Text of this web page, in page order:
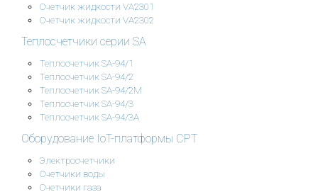
Счетчик жидкости VA2301
Счетчик жидкости VA2302
Теплосчетчики серии SA
Теплосчетчик SA-94/1
Теплосчетчик SA-94/2
Теплосчетчик SA-94/2M
Теплосчетчик SA-94/3
Теплосчетчик SA-94/3A
Оборудование IoT-платформы СРТ
Электросчетчики
Счетчики воды
Счетчики газа